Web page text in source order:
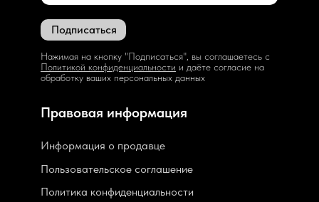
Подписаться
Нажимая на кнопку "Подписаться", вы соглашаетесь с
Политикой конфиденциальности и даёте согласие на
обработку ваших персональных данных
Пользовательское соглашение
Политика конфиденциальности
Информация о продавце
Правовая информация